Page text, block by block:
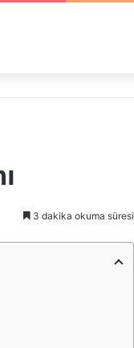
3 dakika okuma süresi